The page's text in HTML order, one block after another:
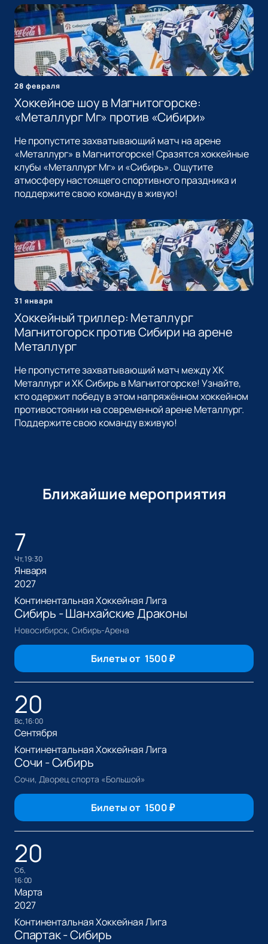
28 февраля
Хоккейное шоу в Магнитогорске:
«Металлург Мг» против «Сибири»
Не пропустите захватывающий матч на арене
«Металлург» в Магнитогорске! Сразятся хоккейные
клубы «Металлург Мг» и «Сибирь». Ощутите
атмосферу настоящего спортивного праздника и
поддержите свою команду в живую!
31 января
Хоккейный триллер: Металлург
Магнитогорск против Сибири на арене
Металлург
Не пропустите захватывающий матч между ХК
Металлург и ХК Сибирь в Магнитогорске! Узнайте,
кто одержит победу в этом напряжённом хоккейном
противостоянии на современной арене Металлург.
Поддержите свою команду вживую!
Ближайшие мероприятия
7
чт, 19:30
Января
2027
Континентальная Хоккейная Лига
Сибирь - Шанхайские Драконы
Новосибирск, Сибирь-Арена
Билеты от 1500₽
20
вс, 16:00
Сентября
Континентальная Хоккейная Лига
Сочи - Сибирь
Сочи, Дворец спорта «Большой»
Билеты от 1500₽
20
сб,
16:00
Марта
2027
Континентальная Хоккейная Лига
Спартак - Сибирь